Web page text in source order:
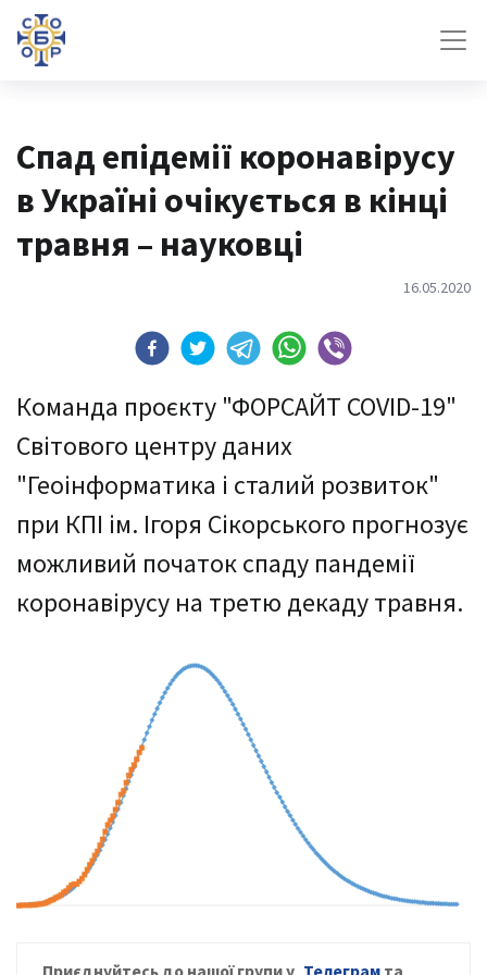
Спад епідемії коронавірусу
в Україні очікується в кінці
травня – науковці
16.05.2020
Команда проєкту "ФОРСАЙТ COVID-19"
Світового центру даних
"Геоінформатика і сталий розвиток"
при КПІ ім. Ігоря Сікорського прогнозує
можливий початок спаду пандемії
коронавірусу на третю декаду травня.